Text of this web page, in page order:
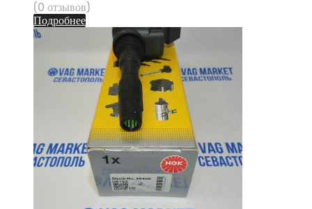
(0 отзывов)
Подробнее